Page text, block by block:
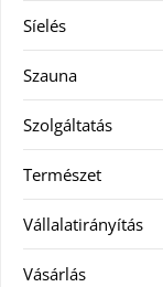
Síelés
Szauna
Szolgáltatás
Természet
Vállalatirányítás
Vásárlás